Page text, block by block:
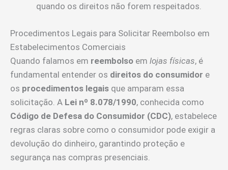
quando os direitos não forem respeitados.
Procedimentos Legais para Solicitar Reembolso em
Estabelecimentos Comerciais
Quando falamos em reembolso em lojas físicas, é
fundamental entender os direitos do consumidor e
os procedimentos legais que amparam essa
solicitação. A Lei nº 8.078/1990, conhecida como
Código de Defesa do Consumidor (CDC), estabelece
regras claras sobre como o consumidor pode exigir a
devolução do dinheiro, garantindo proteção e
segurança nas compras presenciais.